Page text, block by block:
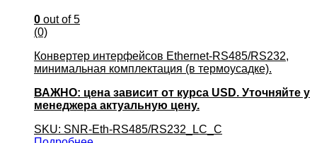
0 out of 5
(0)
Конвертер интерфейсов Ethernet-RS485/RS232,
минимальная комплектация (в термоусадке).
ВАЖНО: цена зависит от курса USD. Уточняйте у
менеджера актуальную цену.
SKU: SNR-Eth-RS485/RS232_LC_С